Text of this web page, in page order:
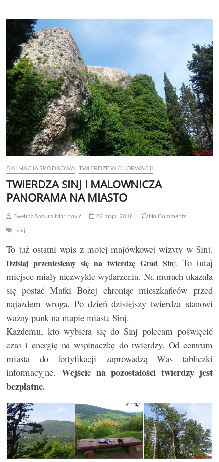
DALMACJA ŚRODKOWA TWIERDZE W CHORWACJI
TWIERDZA SINJ I MALOWNICZA
PANORAMA NA MIASTO
Ewelina Sadura Marinović 22 maja, 2018
No Comments
Sinj
To już ostatni wpis z mojej majówkowej wizyty w Sinj.
Dzisiaj przeniesiemy się na twierdzę Grad Sinj. To tutaj
miejsce miały niezwykłe wydarzenia. Na murach ukazała
się postać Matki Bożej chroniąc mieszkańców przed
najazdem wroga. Po dzień dzisiejszy twierdza stanowi
ważny punk na mapie miasta Sinj.
Każdemu, kto wybiera się do Sinj polecam poświęcić
czas i energię na wspinaczkę do twierdzy. Od centrum
miasta do fortyfikacji zaprowadzą Was tabliczki
informacyjne.Wejście na pozostałości twierdzy jest
bezpłatne.